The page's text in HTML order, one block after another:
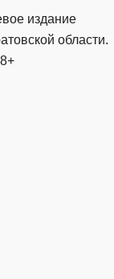
издание
области.